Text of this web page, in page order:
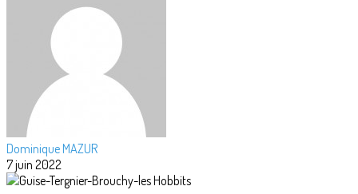
Dominique MAZUR
7 juin 2022